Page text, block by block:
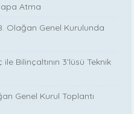
Atma
Olağan Genel Kurulunda
Bilinçaltının 3’lüsü Teknik
Genel Kurul Toplantı